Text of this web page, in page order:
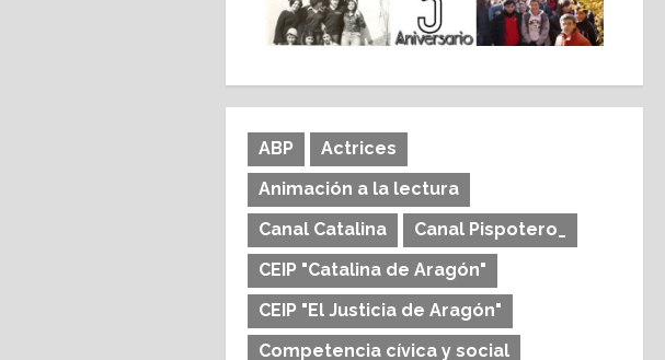
ABP
Actrices
Animación a la lectura
Canal Catalina
Canal Pispotero_
CEIP "Catalina de Aragón"
CEIP "El Justicia de Aragón"
Competencia cívica y social